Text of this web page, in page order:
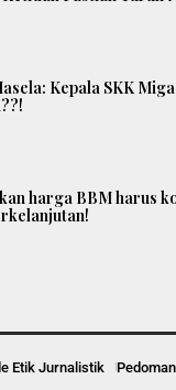
Kepala SKK
harga BBM harus
Etik Jurnalistik